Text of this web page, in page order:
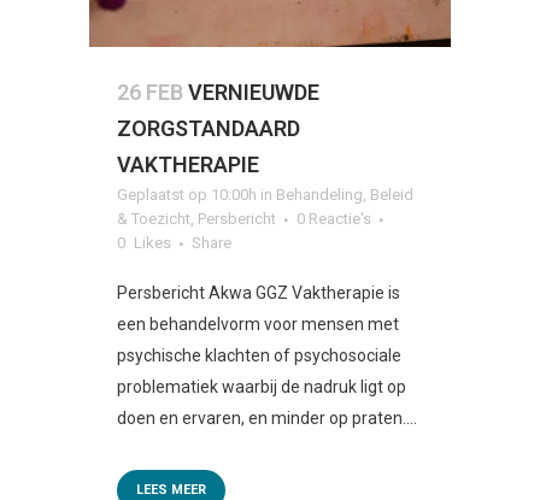
26 FEB VERNIEUWDE
ZORGSTANDAARD
VAKTHERAPIE
Geplaatst op 10:00h in Behandeling, Beleid
& Toezicht, Persbericht
0 Reactie's
0 Likes Share
Persbericht Akwa GGZ Vaktherapie is
een behandelvorm voor mensen met
psychische klachten of psychosociale
problematiek waarbij de nadruk ligt op
doen en ervaren, en minder op praten....
LEES MEER